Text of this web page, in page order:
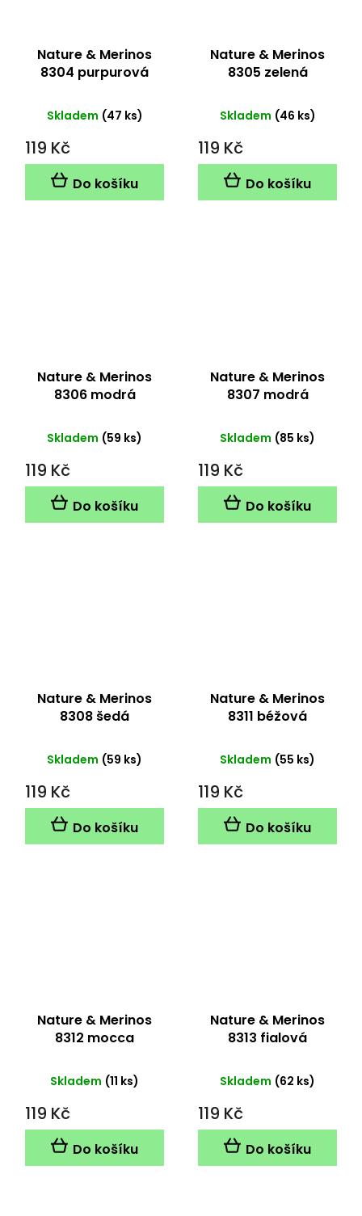
Nature & Merinos
8304 purpurová
Skladem (47 ks)
119 Kč
Do košíku
Nature & Merinos
8305 zelená
Skladem (46 ks)
119 Kč
Do košíku
Nature & Merinos
8306 modrá
Skladem (59 ks)
119 Kč
Do košíku
Nature & Merinos
8307 modrá
Skladem (85 ks)
119 Kč
Do košíku
Nature & Merinos
8308 šedá
Skladem (59 ks)
119 Kč
Do košíku
Nature & Merinos
8311 béžová
Skladem (55 ks)
119 Kč
Do košíku
Nature & Merinos
8312 mocca
Skladem (11 ks)
119 Kč
Do košíku
Nature & Merinos
8313 fialová
Skladem (62 ks)
119 Kč
Do košíku